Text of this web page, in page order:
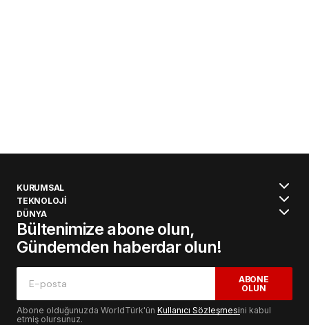
KURUMSAL
TEKNOLOJİ
DÜNYA
Bültenimize abone olun,
Gündemden haberdar olun!
ABONE
OLUN
Abone olduğunuzda WorldTürk'ün Kullanıcı Sözleşmesini kabul
etmiş olursunuz.